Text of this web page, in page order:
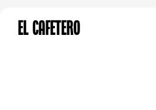
El Cafetero